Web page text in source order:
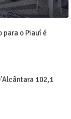
para o Piauí é
102,1